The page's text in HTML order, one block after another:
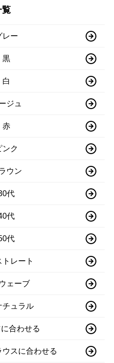
覧
レー
黒
白
ジュ
赤
ンク
ウン
代
代
代
レート
ェーブ
チュラル
合わせる
ウスに合わせる